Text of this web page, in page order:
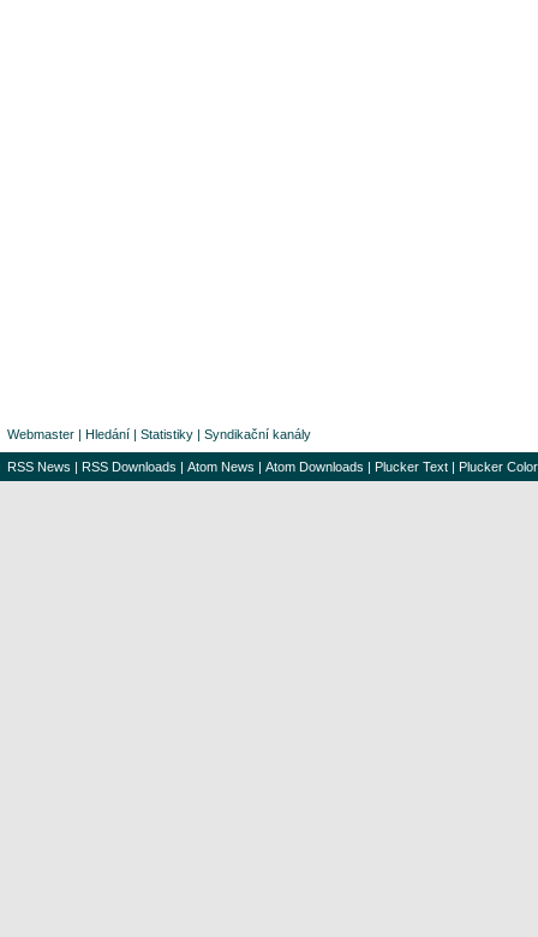
Webmaster | Hledání | Statistiky | Syndikační kanály
RSS News | RSS Downloads | Atom News | Atom Downloads | Plucker Text | Plucker Color